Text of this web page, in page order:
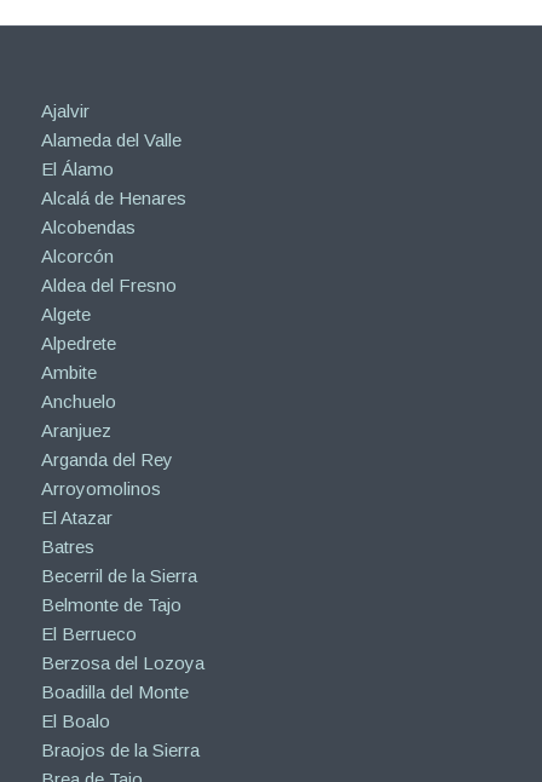
Ajalvir
Alameda del Valle
El Álamo
Alcalá de Henares
Alcobendas
Alcorcón
Aldea del Fresno
Algete
Alpedrete
Ambite
Anchuelo
Aranjuez
Arganda del Rey
Arroyomolinos
El Atazar
Batres
Becerril de la Sierra
Belmonte de Tajo
El Berrueco
Berzosa del Lozoya
Boadilla del Monte
El Boalo
Braojos de la Sierra